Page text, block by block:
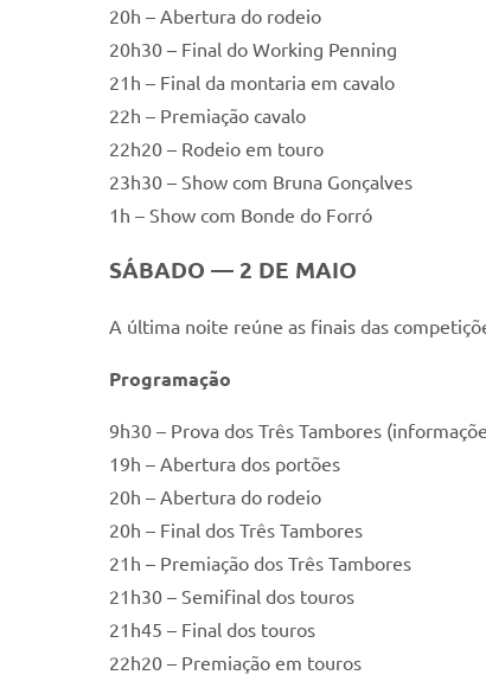
20h – Abertura do rodeio
20h30 – Final do Working Penning
21h – Final da montaria em cavalo
22h – Premiação cavalo
22h20 – Rodeio em touro
23h30 – Show com Bruna Gonçalves
1h – Show com Bonde do Forró
SÁBADO — 2 DE MAIO
A última noite reúne as finais das
Programação
9h30 – Prova dos Três Tambores
19h – Abertura dos portões
20h – Abertura do rodeio
20h – Final dos Três Tambores
21h – Premiação dos Três Tambores
21h30 – Semifinal dos touros
21h45 – Final dos touros
22h20 – Premiação em touros